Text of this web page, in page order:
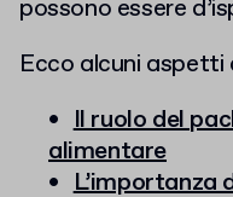
possono essere
Ecco alcuni
Il ruolo del
alimentare
L’importanza